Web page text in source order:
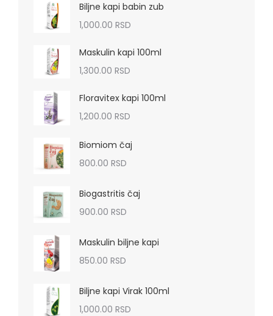
Biljne kapi babin zub
1,000.00 RSD
Maskulin kapi 100ml
1,300.00 RSD
Floravitex kapi 100ml
1,200.00 RSD
Biomiom čaj
800.00 RSD
Biogastritis čaj
900.00 RSD
Maskulin biljne kapi
850.00 RSD
Biljne kapi Virak 100ml
1,000.00 RSD